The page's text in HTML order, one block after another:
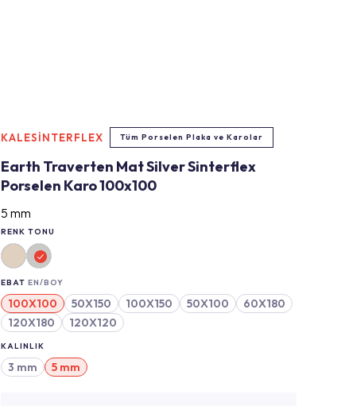
KALESİNTERFLEX Tüm Porselen Plaka ve Karolar
Earth Traverten Mat Silver Sinterflex
Porselen Karo 100x100
5 mm
RENK TONU
EBAT EN/BOY
100X100 50X150 100X150 50X100
60X180
120X180
120X120
KALINLIK
3 mm 5 mm